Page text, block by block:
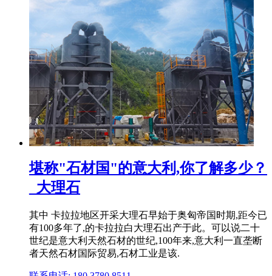
堪称"石材国"的意大利,你了解多少？
_大理石
其中 卡拉拉地区开采大理石早始于奥匈帝国时期,距今已
有100多年了,的卡拉拉白大理石出产于此。可以说二十
世纪是意大利天然石材的世纪,100年来,意大利一直垄断
者天然石材国际贸易,石材工业是该.